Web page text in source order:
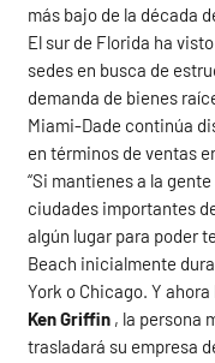
más bajo de la década
El sur de Florida ha
sedes en busca de
demanda de bienes
Miami-Dade continúa
en términos de ventas
“Si mantienes a la
ciudades importantes
algún lugar para poder
Beach inicialmente
York o Chicago. Y
Ken Griffin , la persona
trasladará su empresa